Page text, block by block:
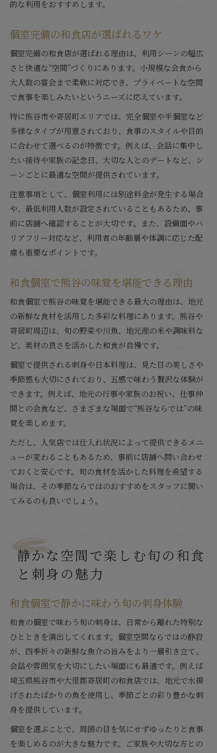
的な利用をおすすめします。
個室完備の和食店が選ばれるワケ
個室完備の和食店が選ばれる理由は、利用シーンの幅広
さと快適な“空間”づくりにあります。小規模な会食から
大人数の宴会まで柔軟に対応でき、プライベートな空間
で食事を楽しみたいというニーズに応えています。
特に熊谷市や寄居町エリアでは、完全個室や半個室など
多様なタイプが用意されており、食事のスタイルや目的
に合わせて選べるのが特徴です。例えば、会話に集中し
たい接待や家族の記念日、大切な人とのデートなど、シ
ーンごとに最適な空間が提供されています。
注意事項として、個室利用には別途料金が発生する場合
や、最低利用人数が設定されていることもあるため、事
前に店舗へ確認することが大切です。また、設備面やバ
リアフリー対応など、利用者の年齢層や体調に応じた配
慮も重要なポイントです。
和食個室で熊谷の味覚を堪能できる理由
和食個室で熊谷の味覚を堪能できる最大の理由は、地元
の新鮮な食材を活用した多彩な料理にあります。熊谷や
寄居町周辺は、旬の野菜や川魚、地元産の米や調味料な
ど、素材の良さを活かした和食が自慢です。
個室で提供される刺身や日本料理は、見た目の美しさや
季節感も大切にされており、五感で味わう贅沢な体験が
できます。例えば、地元の行事や家族のお祝い、仕事仲
間との会食など、さまざまな場面で“熊谷ならでは”の味
覚を楽しめます。
ただし、人気店では仕入れ状況によって提供できるメニ
ューが変わることもあるため、事前に店舗へ問い合わせ
ておくと安心です。旬の食材を活かした料理を希望する
場合は、その季節ならではのおすすめをスタッフに聞い
てみるのも良いでしょう。
静かな空間で楽しむ旬の和食
と刺身の魅力
和食個室で静かに味わう旬の刺身体験
和食の個室で味わう旬の刺身は、日常から離れた特別な
ひとときを演出してくれます。個室空間ならではの静寂
が、四季折々の新鮮な魚介の旨みをより一層引き立て、
会話や雰囲気を大切にしたい場面にも最適です。例えば
埼玉県熊谷市や大里郡寄居町の和食店では、地元で水揚
げされたばかりの魚を使用し、季節ごとの彩り豊かな刺
身を提供しています。
個室を選ぶことで、周囲の目を気にせずゆったりと食事
を楽しめるのが大きな魅力です。ご家族や大切な方との